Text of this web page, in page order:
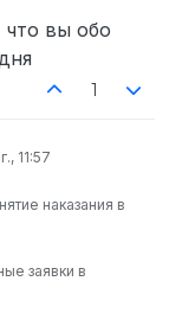
вы обо
1
11:57
наказания в
заявки в